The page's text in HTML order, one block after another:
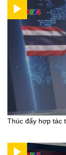
Thúc đẩy hợp tác